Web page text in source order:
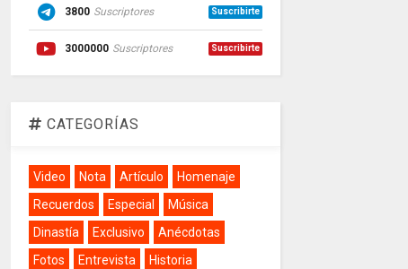
3800 Suscriptores Suscribirte
3000000 Suscriptores Suscribirte
CATEGORÍAS
Video Nota Artículo
Homenaje
Recuerdos
Especial
Música
Dinastía
Exclusivo
Anécdotas
Fotos
Entrevista
Historia